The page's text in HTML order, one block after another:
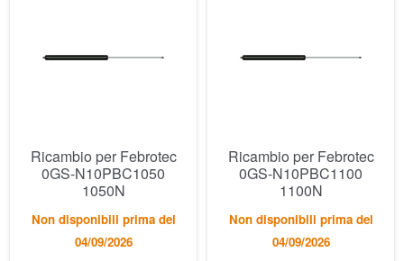
Ricambio per Febrotec
0GS-N10PBC1050
1050N
Non disponibili prima del
04/09/2026
Ricambio per Febrotec
0GS-N10PBC1100
1100N
Non disponibili prima del
04/09/2026